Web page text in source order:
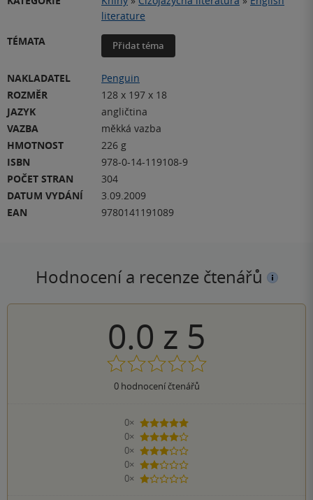
literature
TÉMATA
Přidat téma
NAKLADATEL
Penguin
ROZMĚR
128 x 197 x 18
JAZYK
angličtina
VAZBA
měkká vazba
HMOTNOST
226 g
ISBN
978-0-14-119108-9
POČET STRAN
304
DATUM VYDÁNÍ
3.09.2009
EAN
9780141191089
Hodnocení a recenze čtenářů
0.0 z 5
0hodnocení čtenářů
0×
5 hvězdiček
0×
4 hvězdičky
0×
3 hvězdičky
0×
2 hvězdičky
0×
1 hvezdička